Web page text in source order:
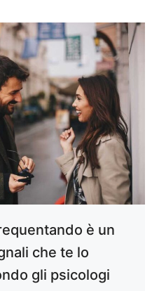
è un
che te lo
gli psicologi